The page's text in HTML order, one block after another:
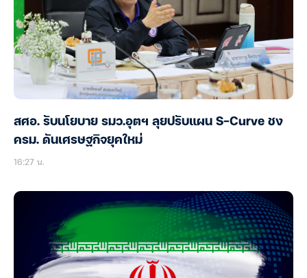
สศอ. รับนโยบาย รมว.อุตฯ ลุยปรับแผน S-Curve ชง
ครม. ดันเศรษฐกิจยุคใหม่
16:27 น.